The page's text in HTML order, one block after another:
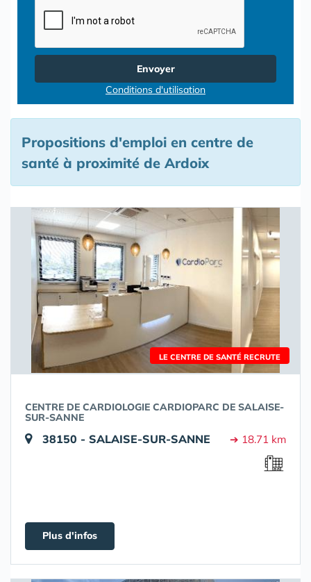
Envoyer
Conditions d'utilisation
Propositions d'emploi en centre de
santé à proximité de Ardoix
LE CENTRE DE SANTÉ RECRUTE
CENTRE DE CARDIOLOGIE CARDIOPARC DE SALAISE-
SUR-SANNE
38150 - SALAISE-SUR-SANNE ➔ 18.71 km
Plus d'infos